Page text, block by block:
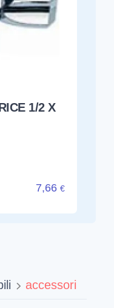
1/2 X
7,66 €
accessori